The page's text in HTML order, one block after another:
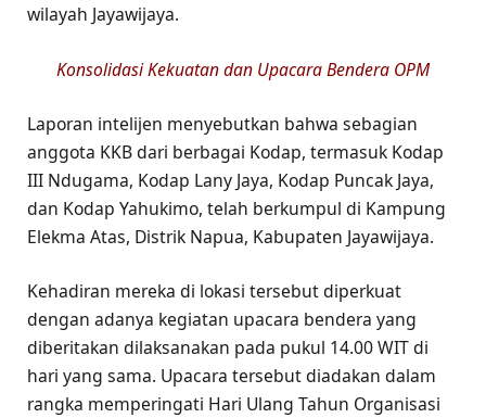
wilayah Jayawijaya.
Konsolidasi Kekuatan dan Upacara Bendera OPM
Laporan intelijen menyebutkan bahwa sebagian
anggota KKB dari berbagai Kodap, termasuk Kodap
III Ndugama, Kodap Lany Jaya, Kodap Puncak Jaya,
dan Kodap Yahukimo, telah berkumpul di Kampung
Elekma Atas, Distrik Napua, Kabupaten Jayawijaya.
Kehadiran mereka di lokasi tersebut diperkuat
dengan adanya kegiatan upacara bendera yang
diberitakan dilaksanakan pada pukul 14.00 WIT di
hari yang sama. Upacara tersebut diadakan dalam
rangka memperingati Hari Ulang Tahun Organisasi